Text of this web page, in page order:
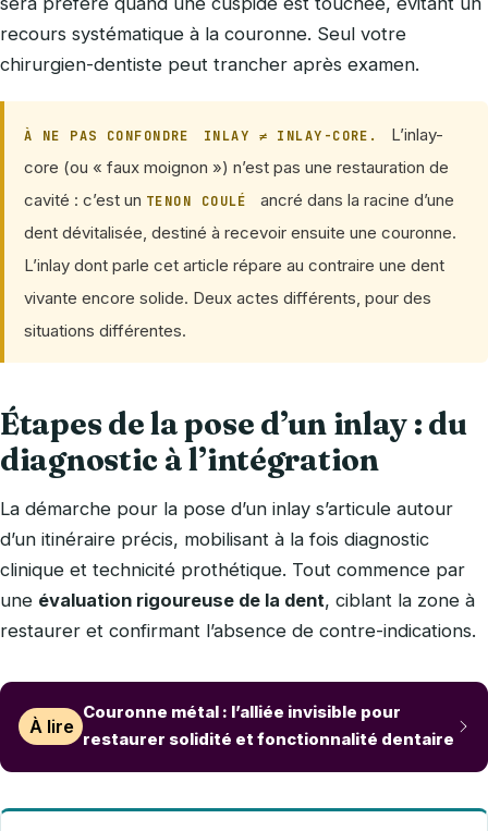
recours systématique à la couronne. Seul votre
chirurgien-dentiste peut trancher après examen.
À NE PAS CONFONDRE INLAY ≠ INLAY-CORE.
L’inlay-
core (ou « faux moignon ») n’est pas une restauration de
cavité : c’est un TENON COULÉ
ancré dans la racine d’une
dent dévitalisée, destiné à recevoir ensuite une couronne.
L’inlay dont parle cet article répare au contraire une dent
vivante encore solide. Deux actes différents, pour des
situations différentes.
Étapes de la pose d’un inlay : du
diagnostic à l’intégration
La démarche pour la pose d’un inlay s’articule autour
d’un itinéraire précis, mobilisant à la fois diagnostic
clinique et technicité prothétique. Tout commence par
une évaluation rigoureuse de la dent, ciblant la zone à
restaurer et confirmant l’absence de contre-indications.
À lire
Couronne métal : l’alliée invisible pour
restaurer solidité et fonctionnalité dentaire